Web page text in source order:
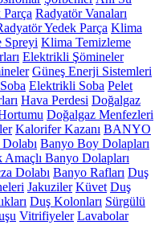
Parça Radyatör Vanaları
Yedek Parça Klima
Spreyi Klima Temizleme
Elektrikli Şömineler
Güneş Enerji Sistemleri
Elektrikli Soba Pelet
Hava Perdesi Doğalgaz
Doğalgaz Menfezleri
Kalorifer Kazanı BANYO
Banyo Boy Dolapları
Amaçlı Banyo Dolapları
Dolabı Banyo Rafları Duş
Jakuziler Küvet Duş
Duş Kolonları Sürgülü
Vitrifiyeler Lavabolar